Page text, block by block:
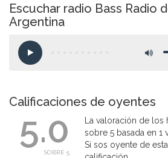
Escuchar radio Bass Radio
Argentina
Calificaciones de oyentes
5.0
SOBRE 5
La valoración de los
sobre 5 basada en 1
Si sos oyente de